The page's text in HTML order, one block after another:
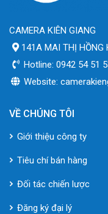
CAMERA KIÊN GIANG
141A MAI THỊ HỒNG
Hotline: 0942 54 51
Website:
VỀ CHÚNG TÔI
Giới thiệu công ty
Tiêu chí bán hàng
Đối tác chiến lược
Đăng ký đại lý